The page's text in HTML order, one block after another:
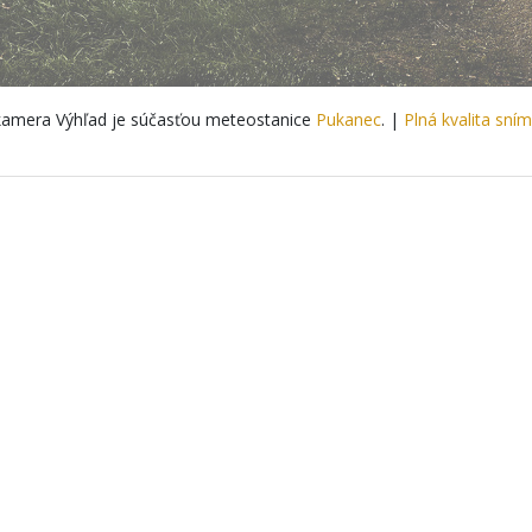
Výhľad je súčasťou meteostanice Pukanec. | Plná kvalita